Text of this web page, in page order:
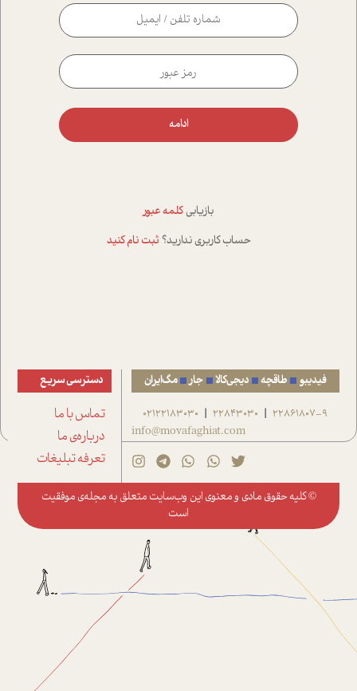
ادامه
بازیابی کلمه عبور
حساب کاربری ندارید؟ ثبت نام کنید
فیدیبو طاقچه دیجی‌کالا جار مگ‌ایران
22861807-9
|
22843030
|
02122183030
info@movafaghiat.com
دسترسی سریع
تماس با ما
درباره‌ی ما
تعرفه تبلیغات
© کلیه حقوق مادی و معنوی این وب‌سایت متعلق به مجله‌ی موفقیت
است